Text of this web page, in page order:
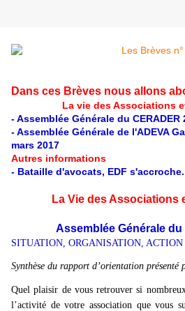
Dans ces Brèves nous allons
La vie des Associations
- Assemblée Générale du CERADER
- Assemblée Générale de l'ADEVA
mars 2017
Autres informations
- Bataille d'avocats, EDF s'accroche.
La Vie des Associations
Assemblée Générale du
SITUATION, ORGANISATION, ACTION
Synthèse du rapport d’orientation
Quel plaisir de vous retrouver si
l’activité de votre association que vous